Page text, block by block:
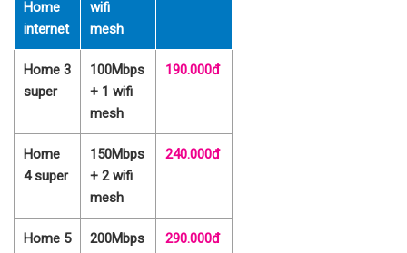
Home
internet
wifi
mesh
Home 3
super
100Mbps
+ 1 wifi
mesh
190.000đ
Home
4 super
150Mbps
+ 2 wifi
mesh
240.000đ
Home 5
200Mbps
290.000đ